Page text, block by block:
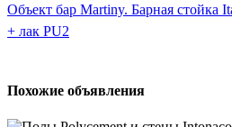
Объект бар Martiny. Барная стойка
+ лак PU2
Похожие объявления